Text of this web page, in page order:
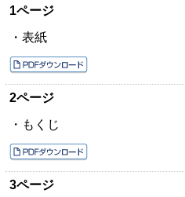
1ページ
・表紙
2ページ
・もくじ
3ページ